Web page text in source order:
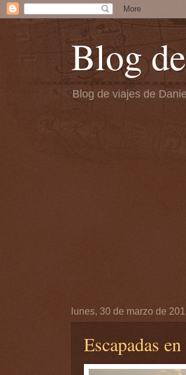
Blog
Blog de viajes de
lunes, 30 de marzo de
Escapadas